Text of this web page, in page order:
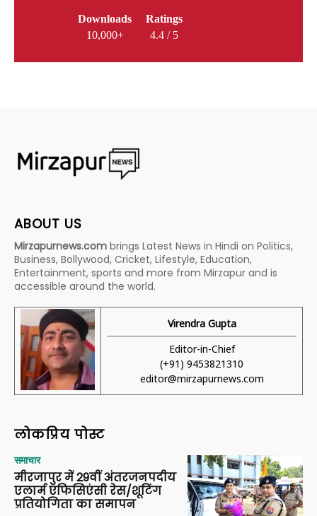
Downloads
10,000+
Ratings
4.4 / 5
ABOUT US
Mirzapurnews.com brings Latest News in Hindi on Politics,
Business, Bollywood, Cricket, Lifestyle, Education,
Entertainment, sports and more from Mirzapur and is
accessible around the world.
Virendra Gupta
Editor-in-Chief
(+91) 9453821310
editor@mirzapurnews.com
लोकप्रिय पोस्ट
समाचार
मीरजापुर में 29वीं अंतरजनपदीय
एलार्म एफिसिएंसी रेस/शूटिंग
प्रतियोगिता का समापन